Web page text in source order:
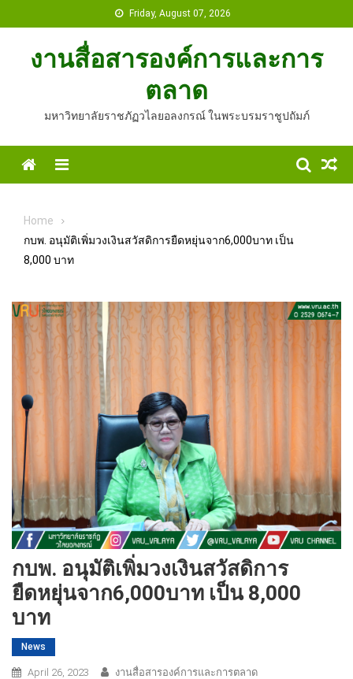
to
Friday, August 07, 2026
งานสื่อสารองค์การและการ
ตลาด
มหาวิทยาลัยราชภัฏวไลยอลงกรณ์ ในพระบรมราชูปถัมภ์
HomeMenu
Home
กบพ. อนุมัติเพิ่มวงเงินสวัสดิการยืดหยุ่นจาก6,000บาท เป็น
8,000 บาท
กบพ. อนุมัติเพิ่มวงเงินสวัสดิการ
ยืดหยุ่นจาก6,000บาท เป็น 8,000
บาท
News
April 26, 2023 งานสื่อสารองค์การและการตลาด